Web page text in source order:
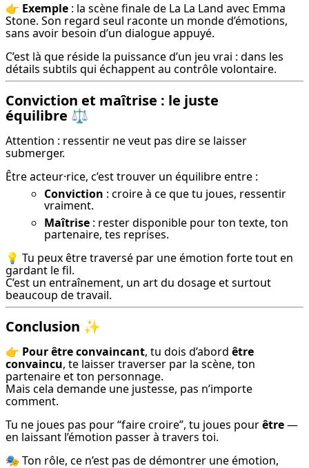
👉 Exemple : la scène finale de La La Land avec Emma
Stone. Son regard seul raconte un monde d’émotions,
sans avoir besoin d’un dialogue appuyé.
C’est là que réside la puissance d’un jeu vrai : dans les
détails subtils qui échappent au contrôle volontaire.
Conviction et maîtrise : le juste
équilibre ⚖️
Attention : ressentir ne veut pas dire se laisser
submerger.
Être acteur·rice, c’est trouver un équilibre entre :
Conviction : croire à ce que tu joues, ressentir
vraiment.
Maîtrise : rester disponible pour ton texte, ton
partenaire, tes reprises.
💡 Tu peux être traversé par une émotion forte tout en
gardant le fil.
C’est un entraînement, un art du dosage et surtout
beaucoup de travail.
Conclusion ✨
👉 Pour être convaincant, tu dois d’abord être
convaincu, te laisser traverser par la scène, ton
partenaire et ton personnage.
Mais cela demande une justesse, pas n’importe
comment.
Tu ne joues pas pour “faire croire”, tu joues pour être —
en laissant l’émotion passer à travers toi.
🎭 Ton rôle, ce n’est pas de démontrer une émotion,